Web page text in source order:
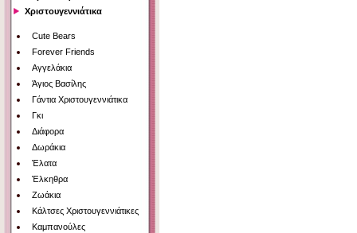
Χριστουγεννιάτικα
Cute Bears
Forever Friends
Αγγελάκια
Άγιος Βασίλης
Γάντια Χριστουγεννιάτικα
Γκι
Διάφορα
Δωράκια
Έλατα
Έλκηθρα
Ζωάκια
Κάλτσες Χριστουγεννιάτικες
Καμπανούλες